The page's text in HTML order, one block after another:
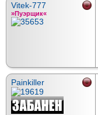
Vitek-777
»Пуэрщик«
Painkiller